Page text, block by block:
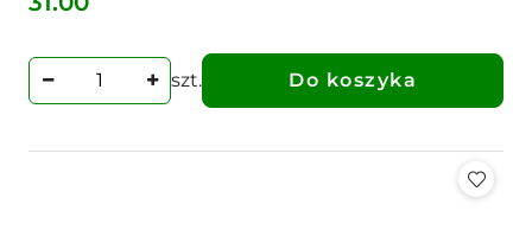
Cena:
szt. Do koszyka